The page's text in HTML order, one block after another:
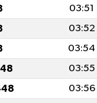
03:51
03:52
03:54
03:55
03:56